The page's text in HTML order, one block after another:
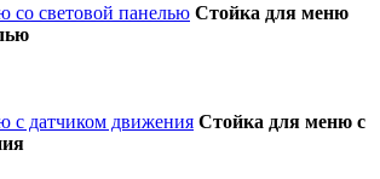
Стойка для меню
Стойка для меню с